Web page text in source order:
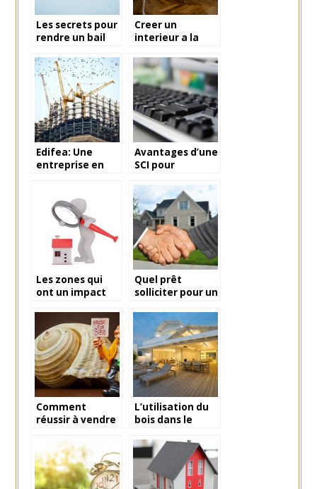
Les secrets pour
rendre un bail
Creer un
interieur a la
et esthetique :
les ingredients
cles
Edifea: Une
entreprise en
Avantages d’une
SCI pour
locatif
Les zones qui
ont un impact
estimation
immobilière!
Quel prêt
solliciter pour un
immobilier?
Comment
réussir à vendre
bien immobilier?
L’utilisation du
bois dans le
l’immobilier